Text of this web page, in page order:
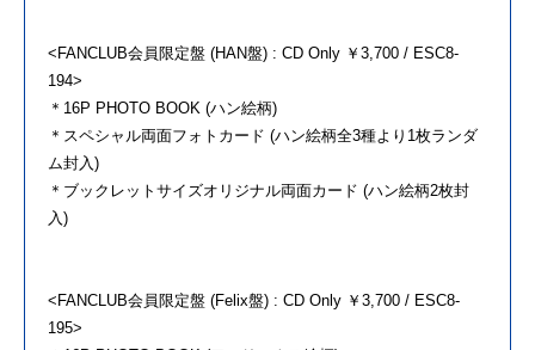
<FANCLUB会員限定盤 (HAN盤) : CD Only ￥3,700 / ESC8-
194>
＊16P PHOTO BOOK (ハン絵柄)
＊スペシャル両面フォトカード (ハン絵柄全3種より1枚ランダ
ム封入)
＊ブックレットサイズオリジナル両面カード (ハン絵柄2枚封
入)
<FANCLUB会員限定盤 (Felix盤) : CD Only ￥3,700 / ESC8-
195>